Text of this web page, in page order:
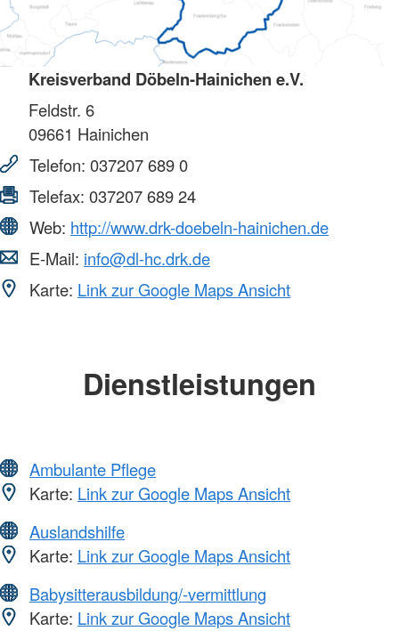
Kreisverband Döbeln-Hainichen e.V.
Feldstr. 6
09661 Hainichen
Telefon: 037207 689 0
Telefax: 037207 689 24
Web: http://www.drk-doebeln-hainichen.de
E-Mail: info@dl-hc.drk.de
Karte: Link zur Google Maps Ansicht
Dienstleistungen
Ambulante Pflege
Karte: Link zur Google Maps Ansicht
Auslandshilfe
Karte: Link zur Google Maps Ansicht
Babysitterausbildung/-vermittlung
Karte: Link zur Google Maps Ansicht